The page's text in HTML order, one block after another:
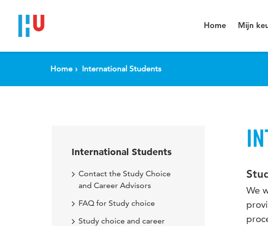
Home Mijn
Home International Students
International Students
Contact the Study Choice
and Career Advisors
FAQ for Study choice
Study choice and career
We